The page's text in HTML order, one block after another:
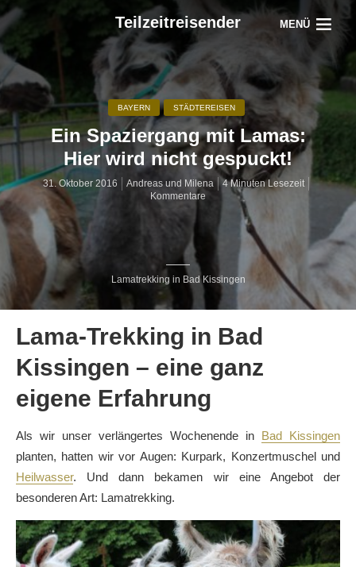
Teilzeitreisender MENÜ
Lamatrekking in Bad Kissingen
BAYERN STÄDTEREISEN
Ein Spaziergang mit Lamas:
Hier wird nicht gespuckt!
31. Oktober 2016 Andreas und Milena
4 Minuten Lesezeit
Kommentare
Lama-Trekking in Bad
Kissingen – eine ganz
eigene Erfahrung
Als wir unser verlängertes Wochenende in Bad Kissingen
planten, hatten wir vor Augen: Kurpark, Konzertmuschel und
Heilwasser. Und dann bekamen wir eine Angebot der
besonderen Art: Lamatrekking.